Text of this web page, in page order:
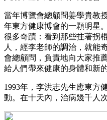
當年博覽會總顧問姜學貴教
年東方健康博會的一顆明星
很多奇蹟：看到那些拄著拐
人，經李老師的調治，就能
會總顧問，負責地向大家推
給人們帶來健康的身體和新
1993年，李洪志先生應東方
動。在十天內，治病幾千人